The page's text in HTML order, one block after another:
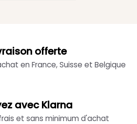
offerte
en France, Suisse et Belgique
avec Klarna
et sans minimum d'achat